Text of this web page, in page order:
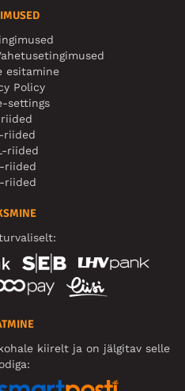
esitamine
Policy
settings
riided
riided
riided
riided
kiirelt ja on jälgitav selle